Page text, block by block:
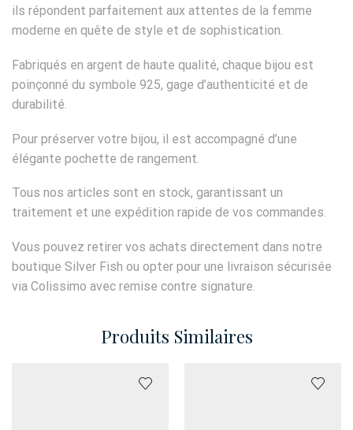
ils répondent parfaitement aux attentes de la femme
moderne en quête de style et de sophistication.
Fabriqués en argent de haute qualité, chaque bijou est
poinçonné du symbole 925, gage d’authenticité et de
durabilité.
Pour préserver votre bijou, il est accompagné d’une
élégante pochette de rangement.
Tous nos articles sont en stock, garantissant un
traitement et une expédition rapide de vos commandes.
Vous pouvez retirer vos achats directement dans notre
boutique Silver Fish ou opter pour une livraison sécurisée
via Colissimo avec remise contre signature.
Produits Similaires